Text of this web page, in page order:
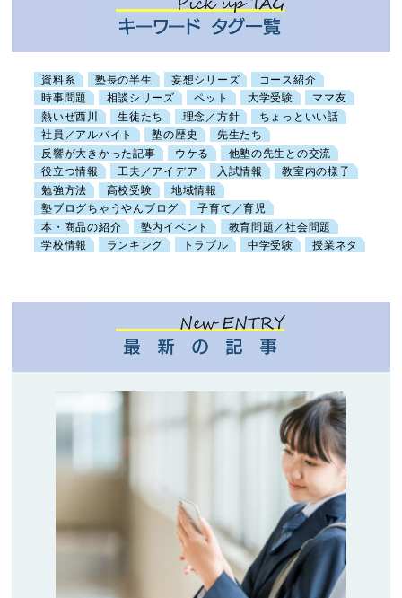
資料系 塾長の半生 妄想シリーズ
コース紹介
時事問題
相談シリーズ ペット 大学受験
ママ友
熱いぜ西川
生徒たち 理念／方針
ちょっといい話
社員／アルバイト
塾の歴史
先生たち
反響が大きかった記事
ウケる
他塾の先生との交流
役立つ情報
工夫／アイデア 入試情報
教室内の様子
勉強方法
高校受験
地域情報
塾ブログちゃうやんブログ
子育て／育児
本・商品の紹介
塾内イベント
教育問題／社会問題
学校情報
ランキング トラブル 中学受験 授業ネタ